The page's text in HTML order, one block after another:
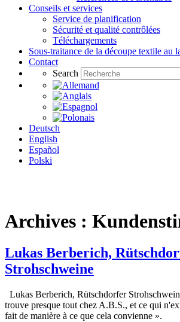
Conseils et services
Service de planification
Sécurité et qualité contrôlées
Téléchargements
Sous-traitance de la découpe textile au
Contact
Search
Deutsch
English
Español
Polski
Archives :
Lukas Berberich,
Strohschweine
Lukas Berberich, Rütschdorfer
trouve presque tout chez A.B.S., et ce qui
fait de manière à ce que cela convienne ».